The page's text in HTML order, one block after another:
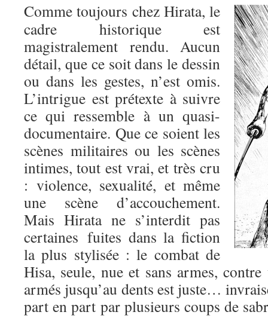
Comme toujours chez Hirata, le
cadre historique est
magistralement rendu. Aucun
détail, que ce soit dans le dessin
ou dans les gestes, n’est omis.
L’intrigue est prétexte à suivre
ce qui ressemble à un quasi-
documentaire. Que ce soient les
scènes militaires ou les scènes
intimes, tout est vrai, et très cru
: violence, sexualité, et même
une scène d’accouchement.
Mais Hirata ne s’interdit pas
certaines fuites dans la fiction
la plus stylisée : le combat de
Hisa, seule, nue et sans armes,
armés jusqu’au dents est juste…
part en part par plusieurs coups de